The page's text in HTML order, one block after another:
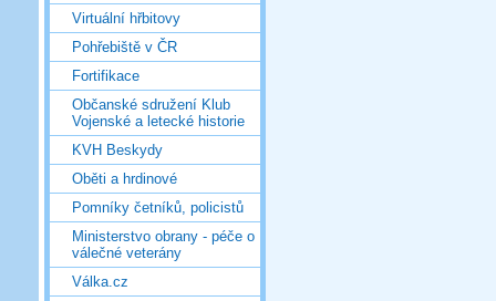
Virtuální hřbitovy
Pohřebiště v ČR
Fortifikace
Občanské sdružení Klub
Vojenské a letecké historie
KVH Beskydy
Oběti a hrdinové
Pomníky četníků, policistů
Ministerstvo obrany - péče o
válečné veterány
Válka.cz